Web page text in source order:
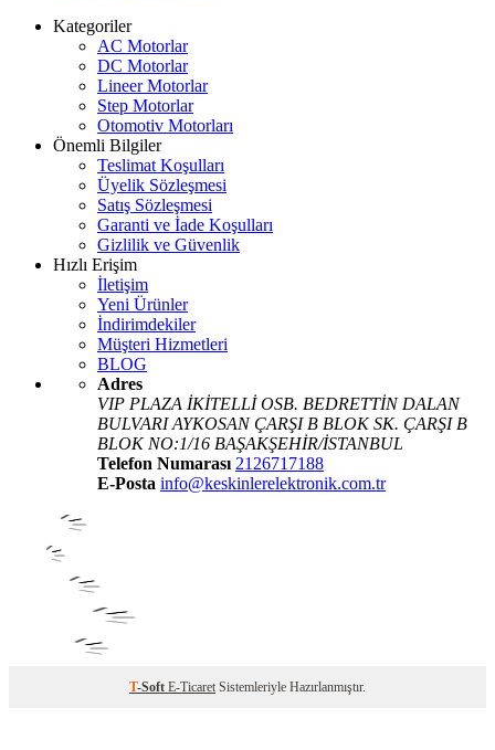
Kategoriler
AC Motorlar
DC Motorlar
Lineer Motorlar
Step Motorlar
Otomotiv Motorları
Önemli Bilgiler
Teslimat Koşulları
Üyelik Sözleşmesi
Satış Sözleşmesi
Garanti ve İade Koşulları
Gizlilik ve Güvenlik
Hızlı Erişim
İletişim
Yeni Ürünler
İndirimdekiler
Müşteri Hizmetleri
BLOG
Adres
VIP PLAZA İKİTELLİ OSB. BEDRETTİN DALAN
BULVARI AYKOSAN ÇARŞI B BLOK SK. ÇARŞI B
BLOK NO:1/16 BAŞAKŞEHİR/İSTANBUL
Telefon Numarası 2126717188
E-Posta info@keskinlerelektronik.com.tr
T-Soft E-Ticaret Sistemleriyle Hazırlanmıştır.